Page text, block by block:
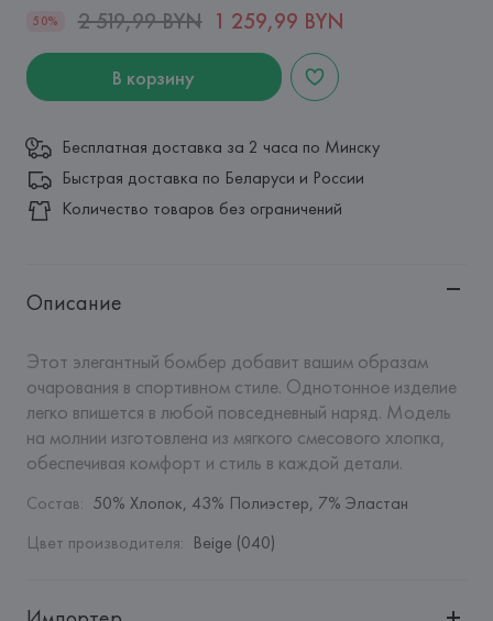
50% 2 519,99 BYN 1 259,99 BYN
В корзину
Бесплатная доставка за 2 часа по Минску
Быстрая доставка по Беларуси и России
Количество товаров без ограничений
Описание
Этот элегантный бомбер добавит вашим образам
очарования в спортивном стиле. Однотонное изделие
легко впишется в любой повседневный наряд. Модель
на молнии изготовлена из мягкого смесового хлопка,
обеспечивая комфорт и стиль в каждой детали.
Состав: 50% Хлопок, 43% Полиэстер, 7% Эластан
Цвет производителя: Beige (040)